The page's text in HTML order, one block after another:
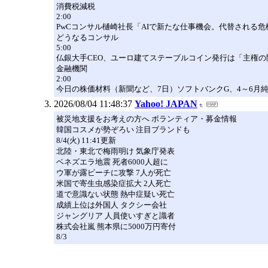
消費税減税
2:00
PwCコンサル樋崎社長「AIで新たな仕事機会。代替される危
どうなるコンサル
5:00
仏銀大手CEO、ユーロ建てステーブルコイン発行は「主権の
金融機関
2:00
今日の株価材料（新聞など、7日）ソフトバンクG、4～6月
2026/08/04 11:48:37 Yahoo! JAPAN
被災地支援をお考えの方へ ボランティア・募金情報
韓国コスメが勢ぞろい 注目ブランドも
8/4(火) 11:41更新
北陸・東北で梅雨明け 気象庁発表
ベネズエラ地震 死者6000人超に
ウ軍が露ビーチに攻撃 7人が死亡
米国で寄生虫感染症拡大 2人死亡
道で意識ない状態 熱中症疑い死亡
成績上位は外国人 タクシー会社
ジャングリア 人員使いすぎと識者
株式会社嵐 熊本県に5000万円寄付
8/3